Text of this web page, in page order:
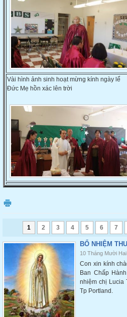
Vài hình ảnh sinh hoạt mừng kính ngày lể
Đức Mẹ hồn xác lên trời
1 2 3 4 5 6 7
BỔ NHIỆM
10 Tháng Mười
Con xin kính
Ban Chấp
nhiệm chị Lucia
Tp Portland.